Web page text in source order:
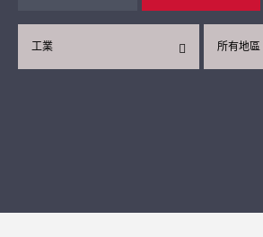
所有地區
工業